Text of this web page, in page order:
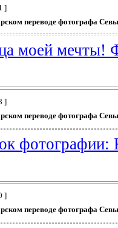
]
переводе фотографа
моей мечты!
]
переводе фотографа
фотографии:
]
переводе фотографа